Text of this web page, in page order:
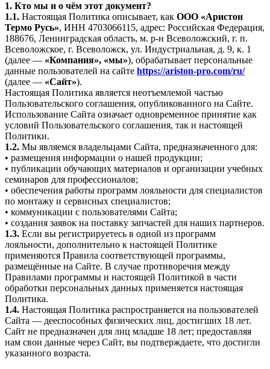
1. Кто мы и о чём этот документ?
1.1. Настоящая Политика описывает, как ООО «Аристон
Термо Русь», ИНН 4703066115, адрес: Российская Федерация,
188676, Ленинградская область, м. р-н Всеволожский, г. п.
Всеволожское, г. Всеволожск, ул. Индустриальная, д. 9, к. 1
(далее — «Компания», «мы»), обрабатывает персональные
данные пользователей на сайте https://ariston-pro.com/ru/
(далее — «Сайт»).
Настоящая Политика является неотъемлемой частью
Пользовательского соглашения, опубликованного на Сайте.
Использование Сайта означает одновременное принятие как
условий Пользовательского соглашения, так и настоящей
Политики.
1.2. Мы являемся владельцами Сайта, предназначенного для:
• размещения информации о нашей продукции;
• публикации обучающих материалов и организации учебных
семинаров для профессионалов;
• обеспечения работы программ лояльности для специалистов
по монтажу и сервисных специалистов;
• коммуникации с пользователями Сайта;
• создания заявок на поставку запчастей для наших партнеров.
1.3. Если вы регистрируетесь в одной из программ
лояльности, дополнительно к настоящей Политике
применяются Правила соответствующей программы,
размещённые на Сайте. В случае противоречия между
Правилами программы и настоящей Политикой в части
обработки персональных данных применяется настоящая
Политика.
1.4. Настоящая Политика распространяется на пользователей
Сайта — дееспособных физических лиц, достигших 18 лет.
Сайт не предназначен для лиц младше 18 лет; предоставляя
нам свои данные через Сайт, вы подтверждаете, что достигли
указанного возраста.